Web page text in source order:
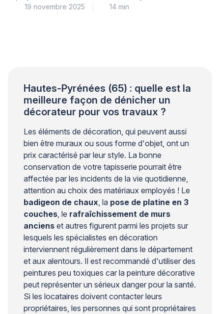
réalisable pour transformer durablement votre
19 novembre 2025 14 min
Hautes-Pyrénées (65) : quelle est la
meilleure façon de dénicher un
décorateur pour vos travaux ?
Les éléments de décoration, qui peuvent aussi
bien être muraux ou sous forme d'objet, ont un
prix caractérisé par leur style. La bonne
conservation de votre tapisserie pourrait être
affectée par les incidents de la vie quotidienne,
attention au choix des matériaux employés ! Le
badigeon de chaux, la pose de platine en 3
couches, le rafraîchissement de murs
anciens et autres figurent parmi les projets sur
lesquels les spécialistes en décoration
interviennent régulièrement dans le département
et aux alentours. Il est recommandé d'utiliser des
peintures peu toxiques car la peinture décorative
peut représenter un sérieux danger pour la santé.
Si les locataires doivent contacter leurs
propriétaires, les personnes qui sont propriétaires